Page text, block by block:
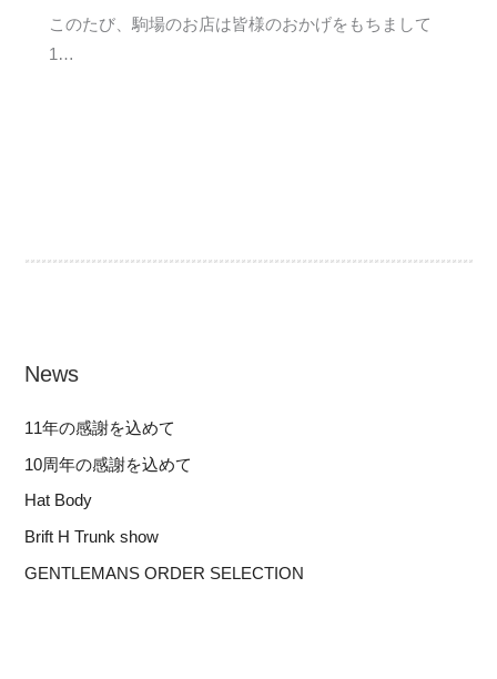
このたび、駒場のお店は皆様のおかげをもちまして
1…
News
11年の感謝を込めて
10周年の感謝を込めて
Hat Body
Brift H Trunk show
GENTLEMANS ORDER SELECTION